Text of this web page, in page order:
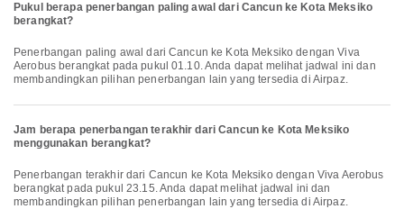
Pukul berapa penerbangan paling awal dari Cancun ke Kota Meksiko
berangkat?
Penerbangan paling awal dari Cancun ke Kota Meksiko dengan Viva
Aerobus berangkat pada pukul 01.10. Anda dapat melihat jadwal ini dan
membandingkan pilihan penerbangan lain yang tersedia di Airpaz.
Jam berapa penerbangan terakhir dari Cancun ke Kota Meksiko
menggunakan berangkat?
Penerbangan terakhir dari Cancun ke Kota Meksiko dengan Viva Aerobus
berangkat pada pukul 23.15. Anda dapat melihat jadwal ini dan
membandingkan pilihan penerbangan lain yang tersedia di Airpaz.